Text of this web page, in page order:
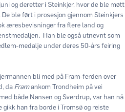
og deretter i Steinkjer, hvor de ble møtt
ble ført i prosesjon gjennom Steinkjers
æresbevisninger fra flere land og
Han ble også utnevnt som
medalje under deres 50-års feiring
bli med på Fram-ferden over
da Framankom Trondheim på vei
både Nansen og Sverdrup, var han nå
han fra borde i Tromsø og reiste